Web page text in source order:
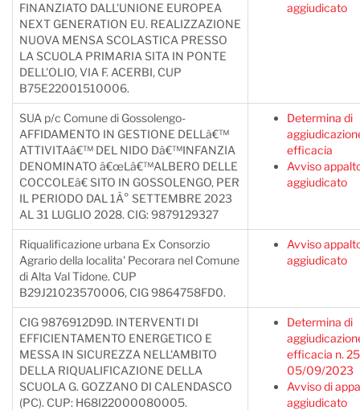
FINANZIATO DALL'UNIONE EUROPEA
NEXT GENERATION EU. REALIZZAZIONE
NUOVA MENSA SCOLASTICA PRESSO
LA SCUOLA PRIMARIA SITA IN PONTE
DELL'OLIO, VIA F. ACERBI, CUP
B75E22001510006.
aggiudicato
SUA p/c Comune di Gossolengo-
AFFIDAMENTO IN GESTIONE DELLâ€™
ATTIVITAâ€™ DEL NIDO Dâ€™INFANZIA
DENOMINATO â€œLâ€™ALBERO DELLE
COCCOLEâ€ SITO IN GOSSOLENGO, PER
IL PERIODO DAL 1Â° SETTEMBRE 2023
AL 31 LUGLIO 2028. CIG: 9879129327
Determina di
efficacia
Avviso
aggiudicato
Riqualificazione urbana Ex Consorzio
Agrario della localita' Pecorara nel Comune
di Alta Val Tidone. CUP
B29J21023570006, CIG 9864758FD0.
Avviso
aggiudicato
CIG 9876912D9D. INTERVENTI DI
EFFICIENTAMENTO ENERGETICO E
MESSA IN SICUREZZA NELL'AMBITO
DELLA RIQUALIFICAZIONE DELLA
SCUOLA G. GOZZANO DI CALENDASCO
(PC). CUP: H68I22000080005.
Determina di
efficacia n.
05/09/2023
Avviso di
aggiudicato